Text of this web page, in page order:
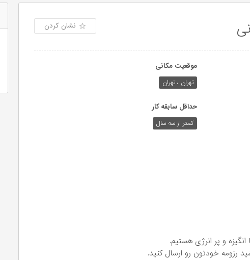
نشان کردن
موقعیت مکانی
تهران ، تهران
حداقل سابقه کار
کمتر از سه سال
انگیزه و پر انرژی هستیم.
رزومه خودتون رو ارسال کنید.